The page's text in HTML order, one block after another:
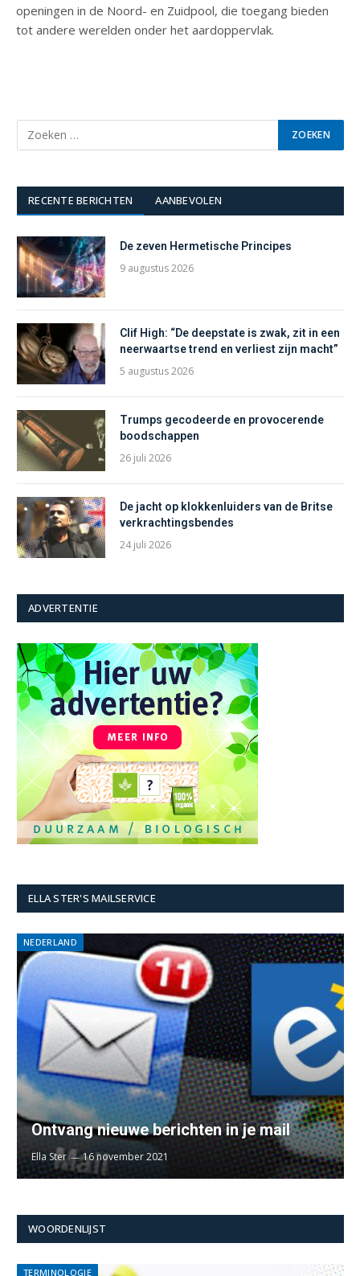
openingen in de Noord- en Zuidpool, die toegang bieden
tot andere werelden onder het aardoppervlak.
RECENTE BERICHTEN AANBEVOLEN
De zeven Hermetische Principes
9 augustus 2026
Clif High: “De deepstate is zwak, zit in een
neerwaartse trend en verliest zijn macht”
5 augustus 2026
Trumps gecodeerde en provocerende
boodschappen
26 juli 2026
De jacht op klokkenluiders van de Britse
verkrachtingsbendes
24 juli 2026
ADVERTENTIE
ELLA STER'S MAILSERVICE
NEDERLAND
Ontvang nieuwe berichten in je mail
Ella Ster 16 november 2021
WOORDENLIJST
TERMINOLOGIE